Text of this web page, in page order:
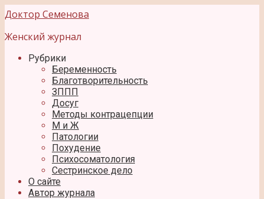
Перейти
к
контенту
Доктор Семенова
Женский журнал
Рубрики
Беременность
Благотворительность
ЗППП
Досуг
Методы контрацепции
М и Ж
Патологии
Похудение
Психосоматология
Сестринское дело
О сайте
Автор журнала